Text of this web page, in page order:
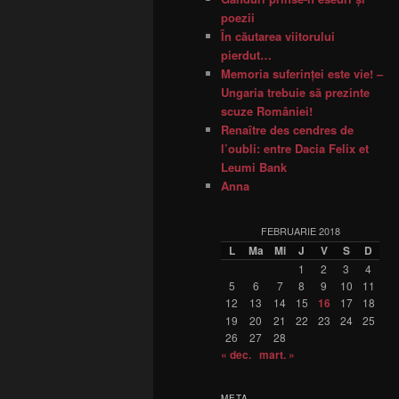
poezii
În căutarea viitorului
pierdut…
Memoria suferinţei este vie! –
Ungaria trebuie să prezinte
scuze României!
Renaître des cendres de
l’oubli: entre Dacia Felix et
Leumi Bank
Anna
FEBRUARIE 2018
L Ma Mi J V S D
1 2 3
4
5
6 7 8 9 10
11
12
13 14 15 16 17
18
19
20 21 22 23 24
25
26
27 28
« dec. mart. »